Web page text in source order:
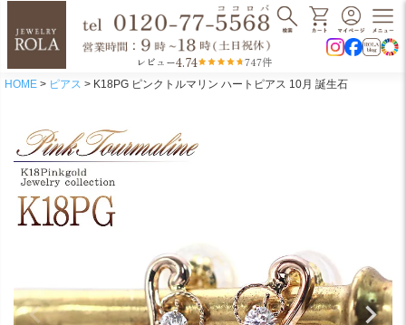
レビュー4.74 747件
HOME ピアス K18PG ピンクトルマリン ハートピアス 10月 誕生石